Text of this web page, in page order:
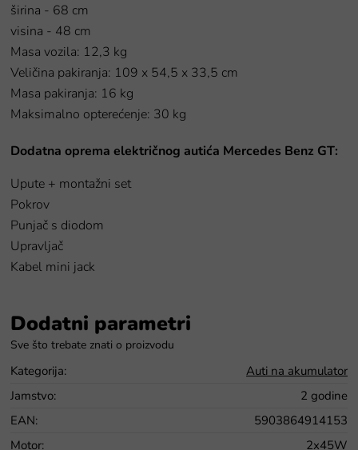
širina - 68 cm
visina - 48 cm
Masa vozila: 12,3 kg
Veličina pakiranja: 109 x 54,5 x 33,5 cm
Masa pakiranja: 16 kg
Maksimalno opterećenje: 30 kg
Dodatna oprema električnog autića Mercedes Benz GT:
Upute + montažni set
Pokrov
Punjač s diodom
Upravljač
Kabel mini jack
Dodatni parametri
Kategorija:
Auti na akumulator
Jamstvo:
2 godine
EAN:
5903864914153
Motor:
2x45W